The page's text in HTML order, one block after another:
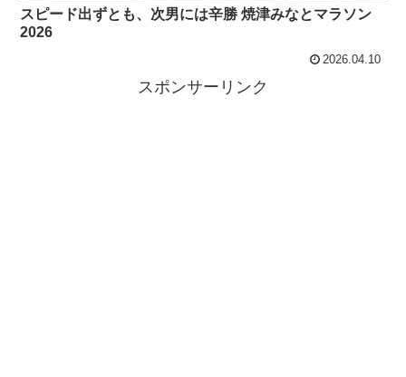
スピード出ずとも、次男には辛勝 焼津みなとマラソン
2026
2026.04.10
スポンサーリンク